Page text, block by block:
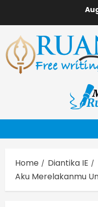
content
Home
Diantika IE
Aku Merelakanmu